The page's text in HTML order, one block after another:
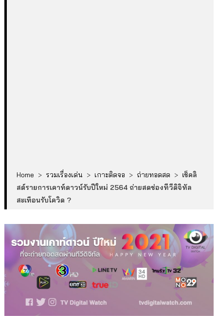
Home > รวมเรื่องเด่น > เกาะติดจอ > ถ่ายทอดสด > เช็คลิ
สต์รายการเคาท์ดาวน์รับปีใหม่ 2564 ถ่ายสดช่องทีวีดิจิทัล
สะเทือนรับโควิด ?